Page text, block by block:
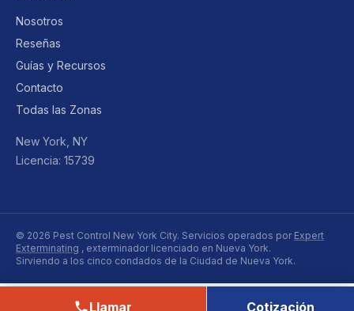
Nosotros
Reseñas
Guías y Recursos
Contacto
Todas las Zonas
New York, NY
Licencia: 15739
© 2026 Pest Control New York City. Servicios operados por Expert
Exterminating , exterminador licenciado en Nueva York.
Sirviendo a los cinco condados de la Ciudad de Nueva York.
Llamar Cotización